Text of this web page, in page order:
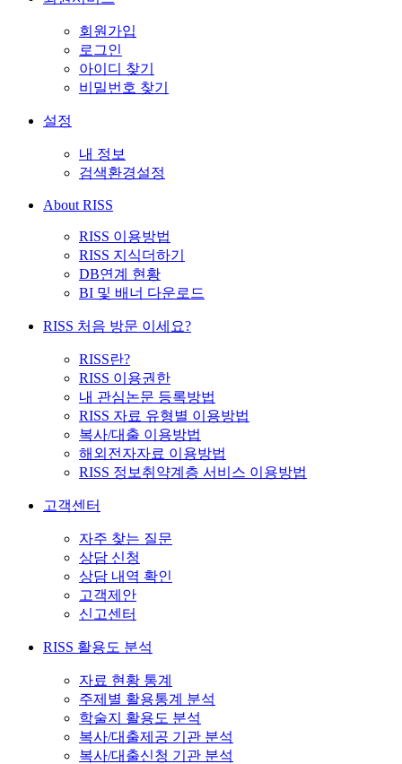
회원가입
로그인
아이디 찾기
비밀번호 찾기
설정
내 정보
검색환경설정
About RISS
RISS 이용방법
RISS 지식더하기
DB연계 현황
BI 및 배너 다운로드
RISS 처음 방문 이세요?
RISS란?
RISS 이용권한
내 관심논문 등록방법
RISS 자료 유형별 이용방법
복사/대출 이용방법
해외전자자료 이용방법
RISS 정보취약계층 서비스 이용방법
고객센터
자주 찾는 질문
상담 신청
상담 내역 확인
고객제안
신고센터
RISS 활용도 분석
자료 현황 통계
주제별 활용통계 분석
학술지 활용도 분석
복사/대출제공 기관 분석
복사/대출신청 기관 분석